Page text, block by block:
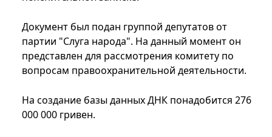
Документ был подан группой депутатов от
партии "Слуга народа". На данный момент он
представлен для рассмотрения комитету по
вопросам правоохранительной деятельности.
На создание базы данных ДНК понадобится 276
000 000 гривен.